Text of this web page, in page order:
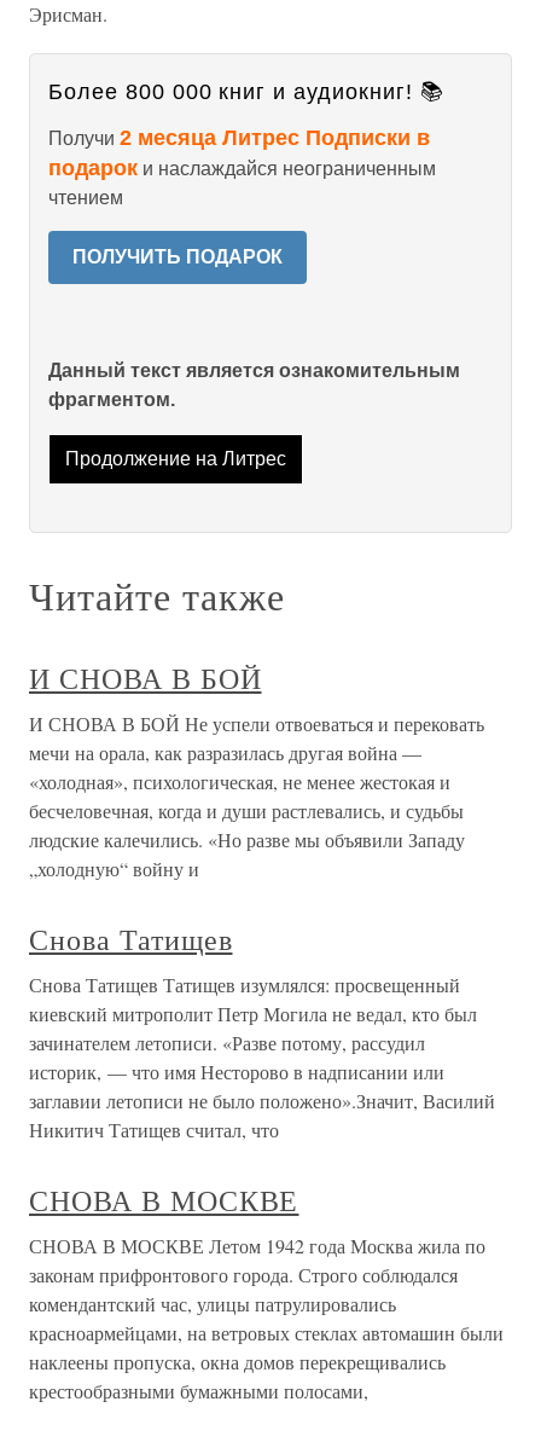
Эрисман.
Более 800 000 книг и аудиокниг! 📚
Получи 2 месяца Литрес Подписки в
подарок и наслаждайся неограниченным
чтением
ПОЛУЧИТЬ ПОДАРОК
Данный текст является ознакомительным
фрагментом.
Продолжение на Литрес
Читайте также
И СНОВА В БОЙ
И СНОВА В БОЙ Не успели отвоеваться и перековать
мечи на орала, как разразилась другая война —
«холодная», психологическая, не менее жестокая и
бесчеловечная, когда и души растлевались, и судьбы
людские калечились. «Но разве мы объявили Западу
„холодную“ войну и
Снова Татищев
Снова Татищев Татищев изумлялся: просвещенный
киевский митрополит Петр Могила не ведал, кто был
зачинателем летописи. «Разве потому, рассудил
историк, — что имя Несторово в надписании или
заглавии летописи не было положено».Значит, Василий
Никитич Татищев считал, что
СНОВА В МОСКВЕ
СНОВА В МОСКВЕ Летом 1942 года Москва жила по
законам прифронтового города. Строго соблюдался
комендантский час, улицы патрулировались
красноармейцами, на ветровых стеклах автомашин были
наклеены пропуска, окна домов перекрещивались
крестообразными бумажными полосами,